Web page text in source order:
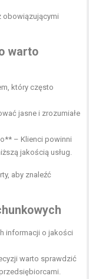
obowiązującymi
warto
który często
jasne i zrozumiałe
– Klienci powinni
jakością usług.
aby znaleźć
informacji o jakości
warto sprawdzić